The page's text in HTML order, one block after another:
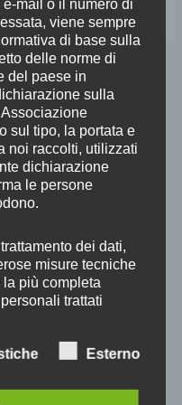
mail o il numero di
viene sempre
di base sulla
delle norme di
del paese in
sulla
sul tipo, la portata e
noi raccolti, utilizzati
dichiarazione
le persone
dei dati,
misure tecniche
più completa
trattati
per cui non è
è libera di
Esterno